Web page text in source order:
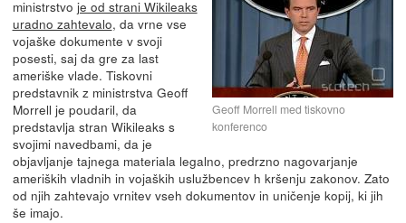
Geoff Morrell med tiskovno
konferenco
ministrstvo je od strani Wikileaks
uradno zahtevalo, da vrne vse
vojaške dokumente v svoji
posesti, saj da gre za last
ameriške vlade. Tiskovni
predstavnik z ministrstva Geoff
Morrell je poudaril, da
predstavlja stran Wikileaks s
svojimi navedbami, da je
objavljanje tajnega materiala legalno, predrzno nagovarjanje
ameriških vladnih in vojaških uslužbencev h kršenju zakonov. Zato
od njih zahtevajo vrnitev vseh dokumentov in uničenje kopij, ki jih
še imajo.